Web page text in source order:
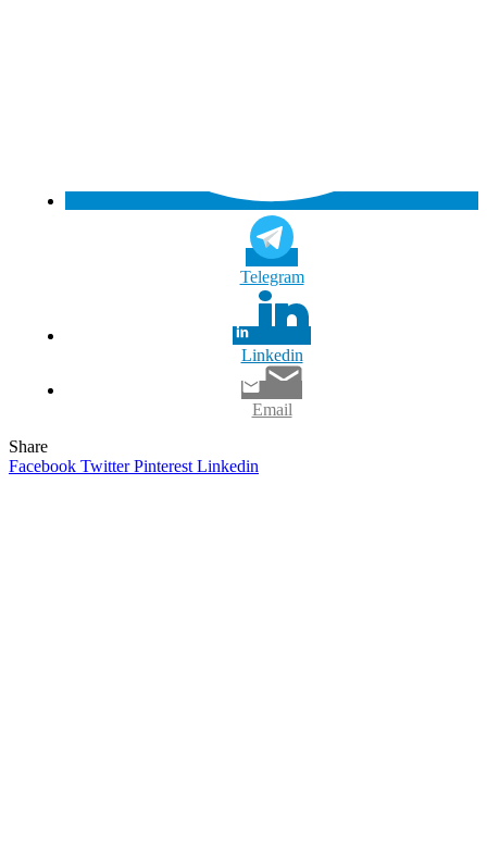
Tele­gram
Lin­ke­din
Email
Share
Facebook TwitterPinterest Linkedin